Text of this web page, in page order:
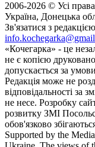
2006-2026 © Усі
Україна, Донецька
Зв'язатися з
«Кочегарка» - це
не є копією
допускається за
Редакція може не
відповідальності за
не несе. Розробку
розвитку ЗМІ
обов'язково
Supported by the